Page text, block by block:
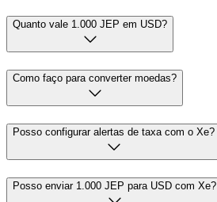
Quanto vale 1.000 JEP em USD?
Como faço para converter moedas?
Posso configurar alertas de taxa com o Xe?
Posso enviar 1.000 JEP para USD com Xe?